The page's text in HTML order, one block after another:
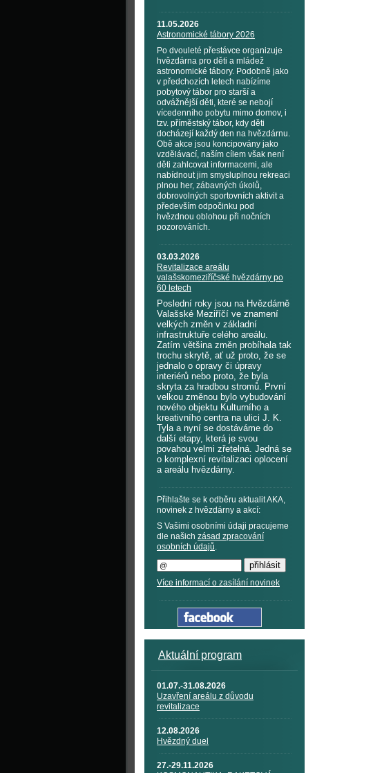
11.05.2026
Astronomické tábory 2026
Po dvouleté přestávce organizuje
hvězdárna pro děti a mládež
astronomické tábory. Podobně jako
v předchozích letech nabízíme
pobytový tábor pro starší a
odvážnější děti, které se nebojí
vícedenního pobytu mimo domov, i
tzv. příměstský tábor, kdy děti
docházejí každý den na hvězdárnu.
Obě akce jsou koncipovány jako
vzdělávací, naším cílem však není
děti zahlcovat informacemi, ale
nabídnout jim smysluplnou rekreaci
plnou her, zábavných úkolů,
dobrovolných sportovních aktivit a
především odpočinku pod
hvězdnou oblohou při nočních
pozorováních.
03.03.2026
Revitalizace areálu
valašskomeziříčské hvězdárny po
60 letech
Poslední roky jsou na Hvězdárně
Valašské Meziříčí ve znamení
velkých změn v základní
infrastruktuře celého areálu.
Zatím většina změn probíhala tak
trochu skrytě, ať už proto, že se
jednalo o opravy či úpravy
interiérů nebo proto, že byla
skryta za hradbou stromů. První
velkou změnou bylo vybudování
nového objektu Kulturního a
kreativního centra na ulici J. K.
Tyla a nyní se dostáváme do
další etapy, která je svou
povahou velmi zřetelná. Jedná se
o komplexní revitalizaci oplocení
a areálu hvězdárny.
Přihlašte se k odběru aktualit AKA,
novinek z hvězdárny a akcí:
S Vašimi osobními údaji pracujeme
dle našich zásad zpracování
osobních údajů.
Více informací o zasílání novinek
Aktuální program
01.07.-31.08.2026
Uzavření areálu z důvodu
revitalizace
12.08.2026
Hvězdný duel
27.-29.11.2026